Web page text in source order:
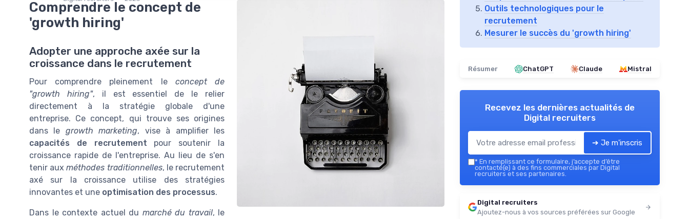
Comprendre le concept de
'growth hiring'
Adopter une approche axée sur la
croissance dans le recrutement
Pour comprendre pleinement le concept de
"growth hiring", il est essentiel de le relier
directement à la stratégie globale d'une
entreprise. Ce concept, qui trouve ses origines
dans le growth marketing, vise à amplifier les
capacités de recrutement pour soutenir la
croissance rapide de l'entreprise. Au lieu de s'en
tenir auxméthodes traditionnelles, le recrutement
axé sur la croissance utilise des stratégies
innovantes et une optimisation des processus.
Dans le contexte actuel du marché du travail, le
Outils technologiques pour le
recrutement
Mesurer le succès du 'growth hiring'
Résumer ChatGPT Claude Mistral
Recevez les dernières actualités de
Digital recruiters
➔ Je m'inscris
* En remplissant ce formulaire, j’accepte d’être
contacté(e) à des fins commerciales par Digital
recruiters et ses partenaires.
Digital recruiters
Ajoutez-nous à vos sources préférées sur Google